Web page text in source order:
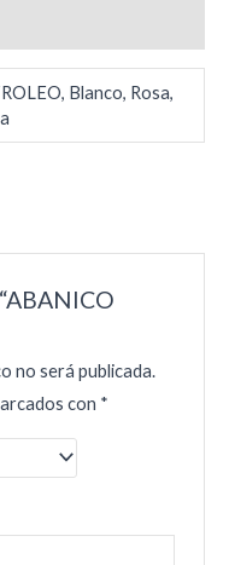
Blanco, Rosa,
no será publicada.
con *